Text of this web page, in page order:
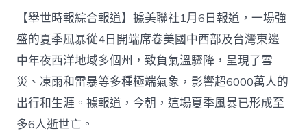
夏
季
風
暴
襲
擊
美
國
【舉世時報綜合報道】據美聯社1月6日報道，一場強
盛的夏季風暴從4日開端席卷美國中西部及台灣東邊
中年夜西洋地域多個州，致負氣溫驟降，呈現了雪
災、凍雨和雷暴等多種極端氣象，影響超6000萬人的
出行和生涯。據報道，今朝，這場夏季風暴已形成至
多6人逝世亡。